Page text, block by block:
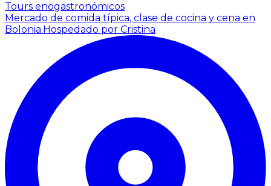
Tours enogastronómicos
Mercado de comida típica, clase de cocina y cena en
Bolonia. Hospedado por Cristina